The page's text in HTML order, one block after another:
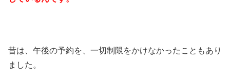
昔は、午後の予約を、一切制限をかけなかったこともあり
ました。